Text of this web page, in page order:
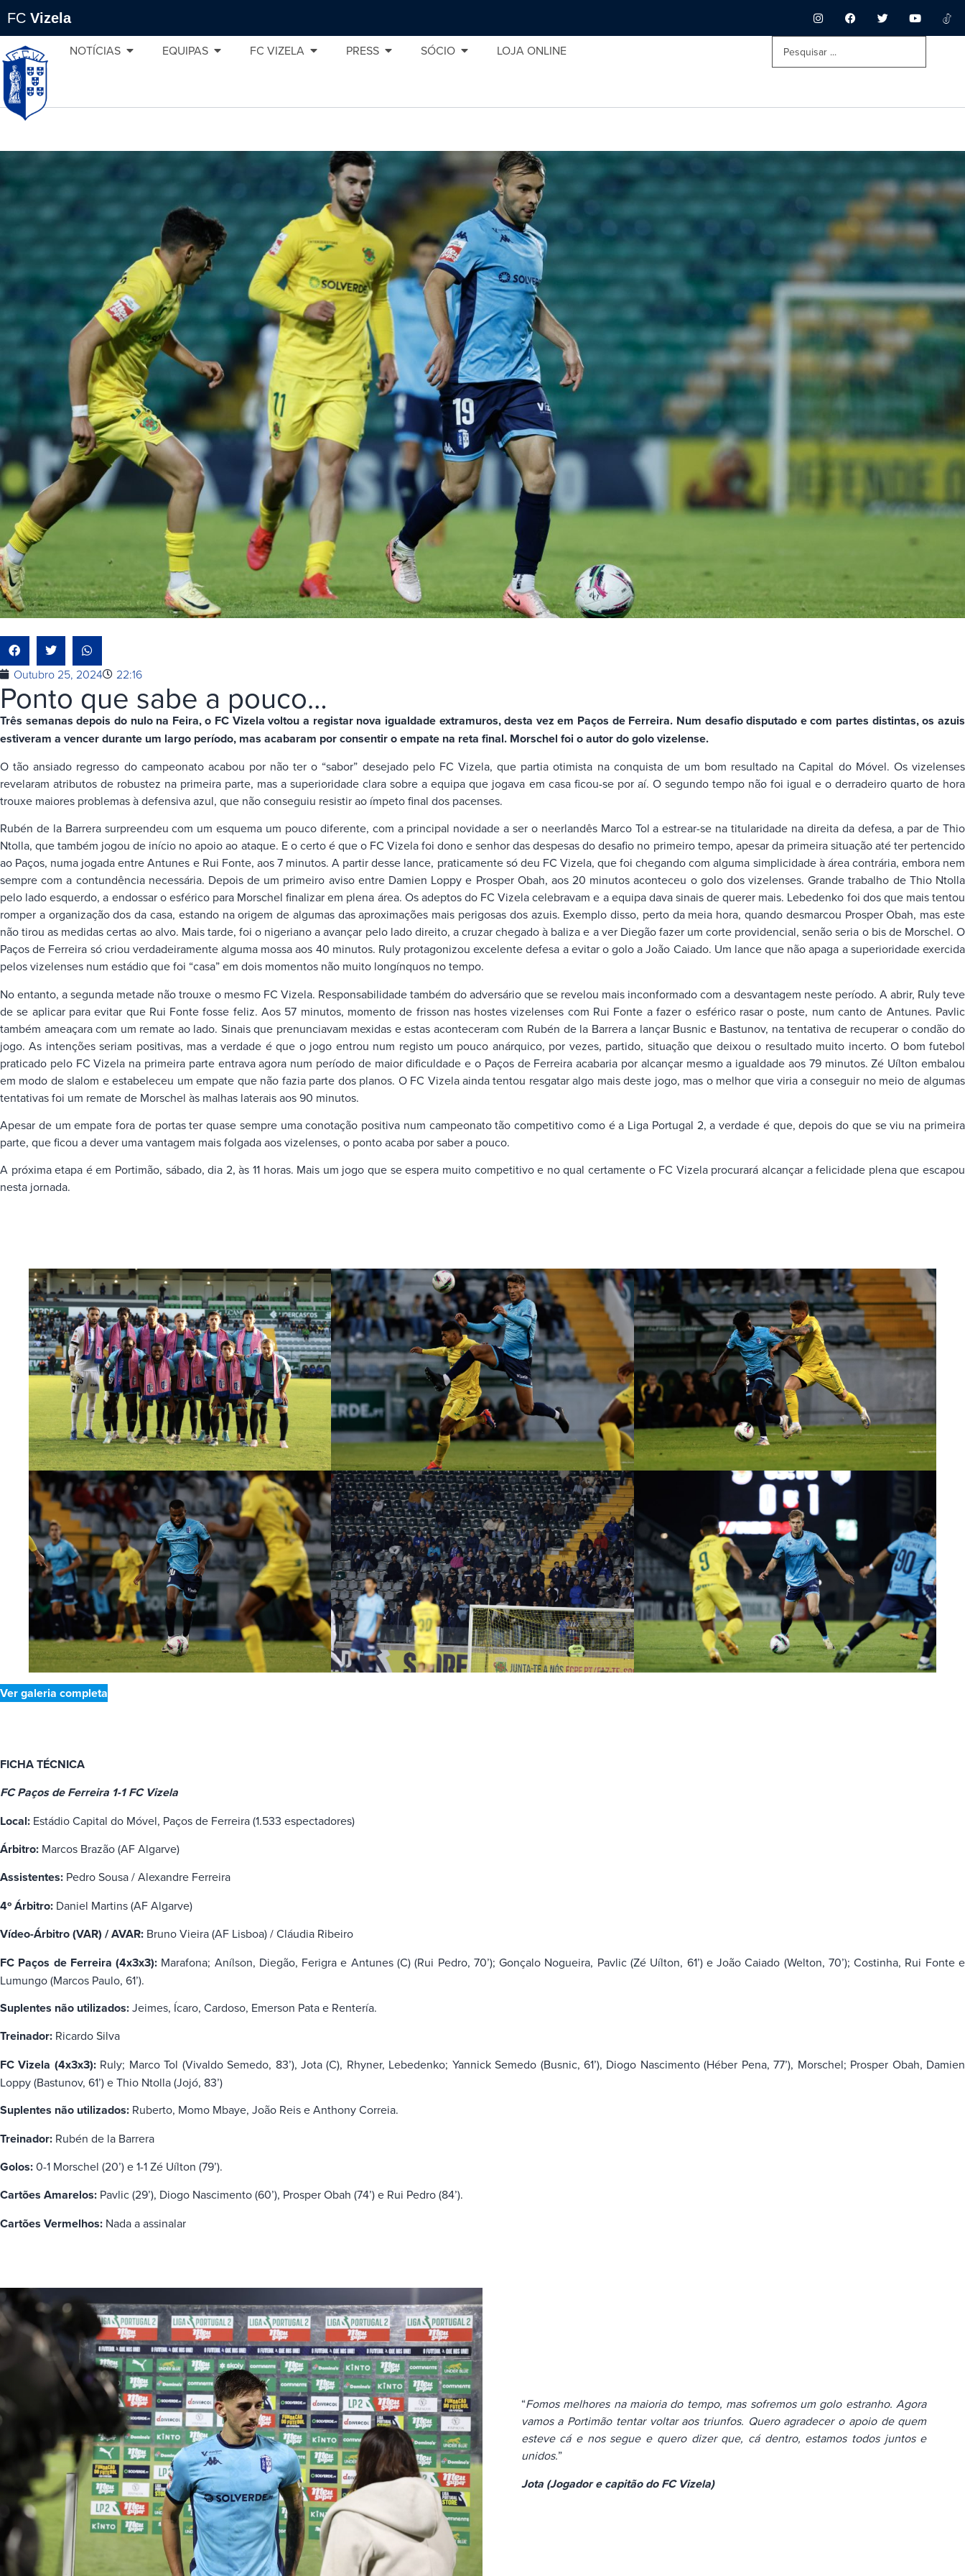
FC Vizela
NOTÍCIAS EQUIPAS FC VIZELA PRESS SÓCIO LOJA ONLINE
Outubro 25, 2024 22:16
Ponto que sabe a pouco…
Três semanas depois do nulo na Feira, o FC Vizela voltou a registar nova igualdade extramuros, desta vez em Paços de Ferreira. Num desafio disputado e com partes distintas, os azuis
estiveram a vencer durante um largo período, mas acabaram por consentir o empate na reta final. Morschel foi o autor do golo vizelense.
O tão ansiado regresso do campeonato acabou por não ter o “sabor” desejado pelo FC Vizela, que partia otimista na conquista de um bom resultado na Capital do Móvel. Os vizelenses
revelaram atributos de robustez na primeira parte, mas a superioridade clara sobre a equipa que jogava em casa ficou-se por aí. O segundo tempo não foi igual e o derradeiro quarto de hora
trouxe maiores problemas à defensiva azul, que não conseguiu resistir ao ímpeto final dos pacenses.
Rubén de la Barrera surpreendeu com um esquema um pouco diferente, com a principal novidade a ser o neerlandês Marco Tol a estrear-se na titularidade na direita da defesa, a par de Thio
Ntolla, que também jogou de início no apoio ao ataque. E o certo é que o FC Vizela foi dono e senhor das despesas do desafio no primeiro tempo, apesar da primeira situação até ter pertencido
ao Paços, numa jogada entre Antunes e Rui Fonte, aos 7 minutos. A partir desse lance, praticamente só deu FC Vizela, que foi chegando com alguma simplicidade à área contrária, embora nem
sempre com a contundência necessária. Depois de um primeiro aviso entre Damien Loppy e Prosper Obah, aos 20 minutos aconteceu o golo dos vizelenses. Grande trabalho de Thio Ntolla
pelo lado esquerdo, a endossar o esférico para Morschel finalizar em plena área. Os adeptos do FC Vizela celebravam e a equipa dava sinais de querer mais. Lebedenko foi dos que mais tentou
romper a organização dos da casa, estando na origem de algumas das aproximações mais perigosas dos azuis. Exemplo disso, perto da meia hora, quando desmarcou Prosper Obah, mas este
não tirou as medidas certas ao alvo. Mais tarde, foi o nigeriano a avançar pelo lado direito, a cruzar chegado à baliza e a ver Diegão fazer um corte providencial, senão seria o bis de Morschel. O
Paços de Ferreira só criou verdadeiramente alguma mossa aos 40 minutos. Ruly protagonizou excelente defesa a evitar o golo a João Caiado. Um lance que não apaga a superioridade exercida
pelos vizelenses num estádio que foi “casa” em dois momentos não muito longínquos no tempo.
No entanto, a segunda metade não trouxe o mesmo FC Vizela. Responsabilidade também do adversário que se revelou mais inconformado com a desvantagem neste período. A abrir, Ruly teve
de se aplicar para evitar que Rui Fonte fosse feliz. Aos 57 minutos, momento de frisson nas hostes vizelenses com Rui Fonte a fazer o esférico rasar o poste, num canto de Antunes. Pavlic
também ameaçara com um remate ao lado. Sinais que prenunciavam mexidas e estas aconteceram com Rubén de la Barrera a lançar Busnic e Bastunov, na tentativa de recuperar o condão do
jogo. As intenções seriam positivas, mas a verdade é que o jogo entrou num registo um pouco anárquico, por vezes, partido, situação que deixou o resultado muito incerto. O bom futebol
praticado pelo FC Vizela na primeira parte entrava agora num período de maior dificuldade e o Paços de Ferreira acabaria por alcançar mesmo a igualdade aos 79 minutos. Zé Uílton embalou
em modo de slalom e estabeleceu um empate que não fazia parte dos planos. O FC Vizela ainda tentou resgatar algo mais deste jogo, mas o melhor que viria a conseguir no meio de algumas
tentativas foi um remate de Morschel às malhas laterais aos 90 minutos.
Apesar de um empate fora de portas ter quase sempre uma conotação positiva num campeonato tão competitivo como é a Liga Portugal 2, a verdade é que, depois do que se viu na primeira
parte, que ficou a dever uma vantagem mais folgada aos vizelenses, o ponto acaba por saber a pouco.
A próxima etapa é em Portimão, sábado, dia 2, às 11 horas. Mais um jogo que se espera muito competitivo e no qual certamente o FC Vizela procurará alcançar a felicidade plena que escapou
nesta jornada.
Ver galeria completa
FICHA TÉCNICA
FC Paços de Ferreira 1-1 FC Vizela
Local: Estádio Capital do Móvel, Paços de Ferreira (1.533 espectadores)
Árbitro: Marcos Brazão (AF Algarve)
Assistentes: Pedro Sousa / Alexandre Ferreira
4º Árbitro: Daniel Martins (AF Algarve)
Vídeo-Árbitro (VAR) / AVAR: Bruno Vieira (AF Lisboa) / Cláudia Ribeiro
FC Paços de Ferreira (4x3x3): Marafona; Anílson, Diegão, Ferigra e Antunes (C) (Rui Pedro, 70’); Gonçalo Nogueira, Pavlic (Zé Uílton, 61’) e João Caiado (Welton, 70’); Costinha, Rui Fonte e
Lumungo (Marcos Paulo, 61’).
Suplentes não utilizados:Jeimes, Ícaro, Cardoso, Emerson Pata e Rentería.
Treinador: Ricardo Silva
FC Vizela (4x3x3):Ruly; Marco Tol (Vivaldo Semedo, 83’), Jota (C), Rhyner, Lebedenko; Yannick Semedo (Busnic, 61’), Diogo Nascimento (Héber Pena, 77’), Morschel; Prosper Obah, Damien
Loppy (Bastunov, 61’) e Thio Ntolla (Jojó, 83’)
Suplentes não utilizados: Ruberto, Momo Mbaye, João Reis e Anthony Correia.
Treinador: Rubén de la Barrera
Golos:0-1 Morschel (20’) e 1-1 Zé Uílton (79’).
Cartões Amarelos: Pavlic (29’), Diogo Nascimento (60’), Prosper Obah (74’) e Rui Pedro (84’).
Cartões Vermelhos: Nada a assinalar
“Fomos melhores na maioria do tempo, mas sofremos um golo estranho. Agora
vamos a Portimão tentar voltar aos triunfos. Quero agradecer o apoio de quem
esteve cá e nos segue e quero dizer que, cá dentro, estamos todos juntos e
unidos.”
Jota (Jogador e capitão do FC Vizela)